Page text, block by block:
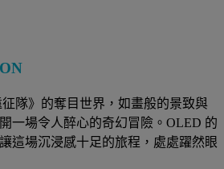
隊》的奪目世界，如畫般的景致與
一場令人醉心的奇幻冒險。OLED 的
這場沉浸感十足的旅程，處處躍然眼